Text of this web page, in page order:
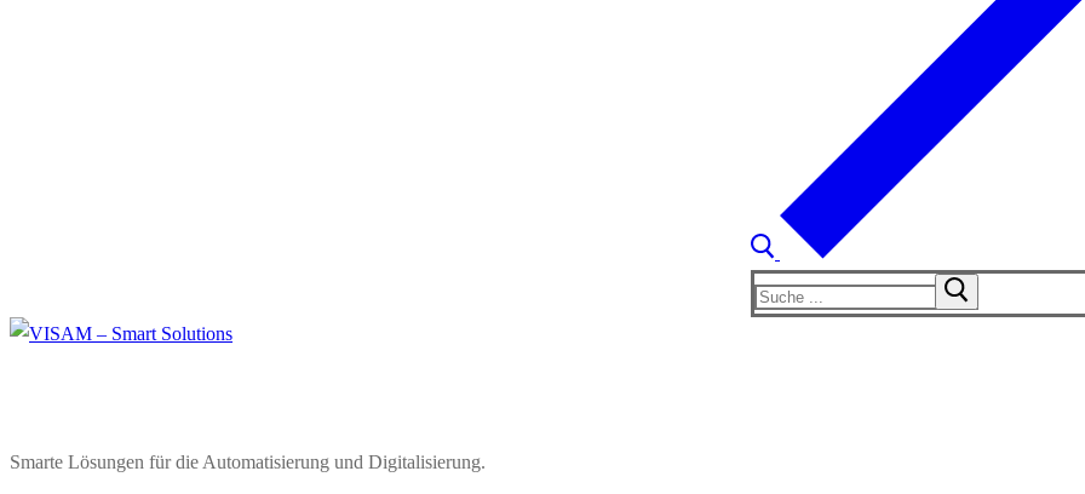
Smarte Lösungen für die Automatisierung und Digitalisierung.